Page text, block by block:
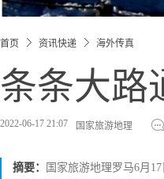
首页 资讯快递 海外传真
条条大路
2022-06-17 21:07 国家旅游地理
摘要：
国家旅游地理罗马6月